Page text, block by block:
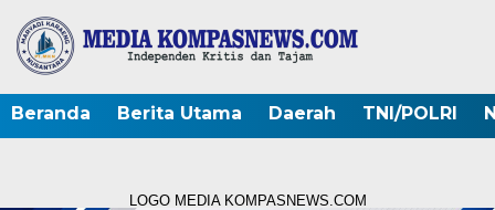
Beranda Berita Utama Daerah TNI/POLRI
LOGO MEDIA KOMPASNEWS.COM